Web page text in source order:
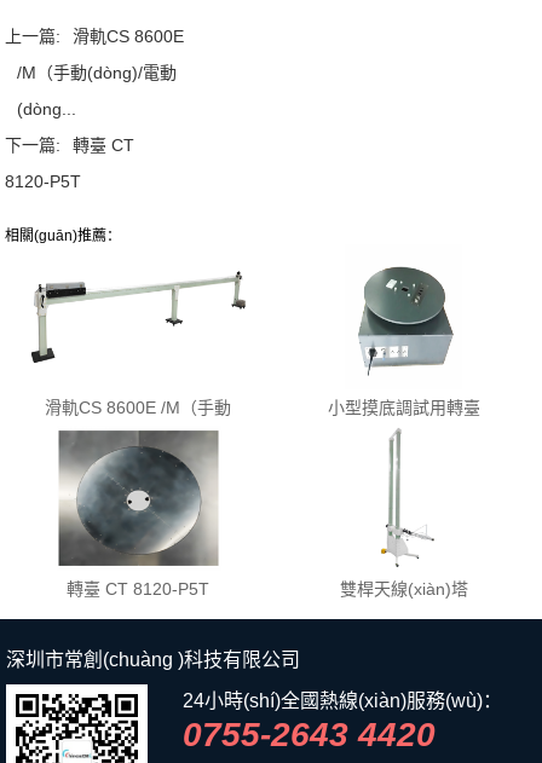
上一篇:
滑軌CS 8600E
/M（手動(dòng)/電動
(dòng...
下一篇:
轉臺 CT
8120-P5T
相關(guān)推薦：
滑軌CS 8600E /M（手動
(dòng)/電動(dòng)）
小型摸底調試用轉臺
轉臺 CT 8120-P5T
雙桿天線(xiàn)塔
CDA8401FEA
深圳市常創(chuàng )科技有限公司
24小時(shí)全國熱線(xiàn)服務(wù)：
0755-2643 4420